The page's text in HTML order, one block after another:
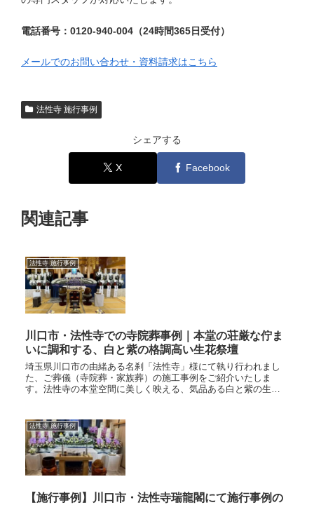
電話番号：0120-940-004（24時間365日受付）
メールでのお問い合わせ・資料請求はこちら
法性寺 施行事例
シェアする
X Facebook
関連記事
法性寺 施行事例
川口市・法性寺での寺院葬事例｜本堂の荘厳な佇ま
いに調和する、白と紫の格調高い生花祭壇
埼玉県川口市の由緒ある名刹「法性寺」様にて執り行われまし
た、ご葬儀（寺院葬・家族葬）の施工事例をご紹介いたしま
す。法性寺の本堂空間に美しく映える、気品ある白と紫の生花
法性寺 施行事例
【施行事例】川口市・法性寺瑞龍閣にて施行事例の